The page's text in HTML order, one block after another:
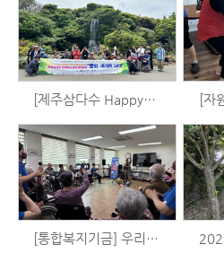
[제주삼다수 Happy+] 업사이클 카메라 만들기 및 제주민속촌 출사 (5/18)
[통합복지기금] 우리는 시니어 예술가 시즌2 - 음악활동 (5/15)